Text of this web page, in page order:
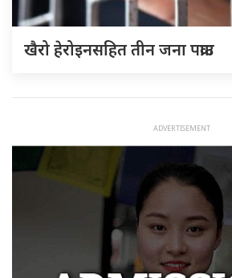
खैरो हेरोइनसहित तीन जना पक्राउ